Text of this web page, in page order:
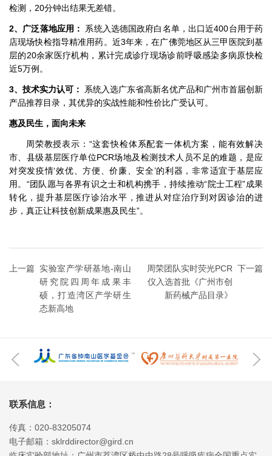
检测，20分钟出结果无差错。
2、广泛落地应用：
系统入选德国政府白名单，出口近400台用于药
店现场快检指导精准用药。近3年来，在广佛莞地区从三甲医院到基
层的20余家医疗机构，累计完成诊疗现场诊前呼吸感染多病原快检
近5万例。
3、技术实力认可： 系统入选广东省高新名优产品和广州市首届创新
产品推荐目录，其优异的实战性能和性价比广受认可。
惠及民生，面向未来
周荣教授表示：“这套快检体系配套一体机方案，能有效解决
市、县级基层医疗单位PCR场地及检测技术人员不足的难题，是应
对突发疫情‘效优、方便、价廉、安全’的利器，非常适宜于基层应
用。“团队愿与各界有识之士和机构携手，持续推动“院士工程”成果
转化，提升基层医疗诊治水平，推进从对症治疗到对因诊治的进
步，真正让科技创新成果惠及民生”。
上一篇
实验室产学研基地-南山
研究院四周年成果丰
硕，打造湾区产学研生
态新高地
下一篇
周荣团队实时荧光PCR
仪入选首批《广州市创
新药械产品目录》
联系信息：
传真：020-83205074
电子邮箱：sklrddirector@gird.cn